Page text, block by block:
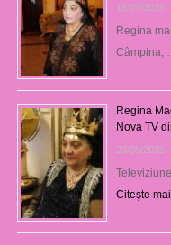
16/07/2025
Regina
Câmpina, …
Regina
Nova TV
23/05/2025
Citeşte